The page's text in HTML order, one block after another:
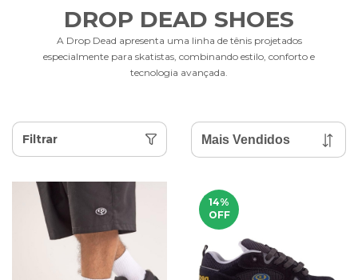
DROP DEAD SHOES
A Drop Dead apresenta uma linha de tênis projetados
especialmente para skatistas, combinando estilo, conforto e
tecnologia avançada.
Filtrar
14%
OFF